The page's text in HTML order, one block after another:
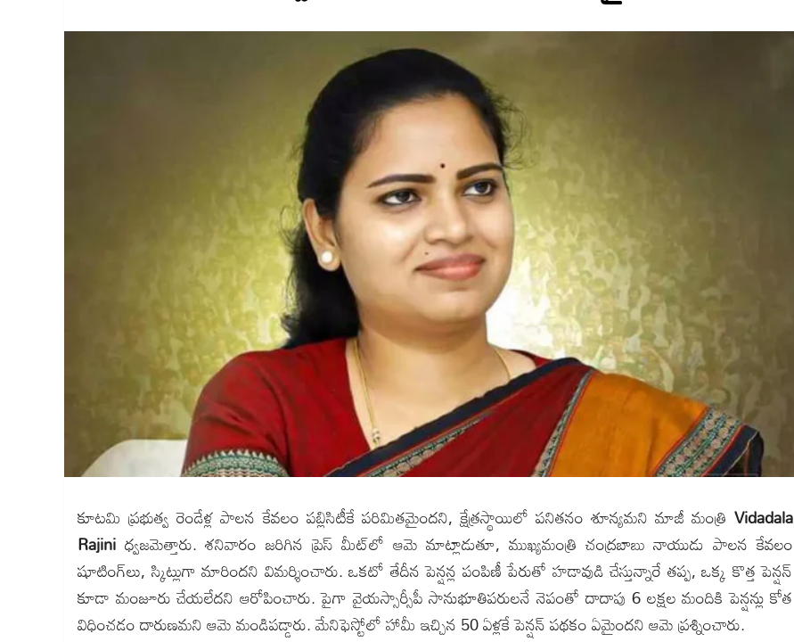
కూటమి ప్రభుత్వ రెండేళ్ల పాలన కేవలం పబ్లిసిటీకే పరిమితమైందని, క్షేత్రస్థాయిలో పనితనం శూన్యమని మాజీ మంత్రి Vidadala
Rajini ధ్వజమెత్తారు. శనివారం జరిగిన ప్రెస్ మీట్‌లో ఆమె మాట్లాడుతూ, ముఖ్యమంత్రి చంద్రబాబు నాయుడు పాలన కేవలం
షూటింగ్‌లు, స్కిట్లుగా మారిందని విమర్శించారు. ఒకటో తేదీన పెన్షన్ల పంపిణీ పేరుతో హడావుడి చేస్తున్నారే తప్ప, ఒక్క కొత్త పెన్షన్
కూడా మంజూరు చేయలేదని ఆరోపించారు. పైగా వైయస్సార్సీపీ సానుభూతిపరులనే నెపంతో దాదాపు 6 లక్షల మందికి పెన్షన్లు కోత
విధించడం దారుణమని ఆమె మండిపడ్డారు. మేనిఫెస్టోలో హామీ ఇచ్చిన 50 ఏళ్లకే పెన్షన్ పథకం ఏమైందని ఆమె ప్రశ్నించారు.